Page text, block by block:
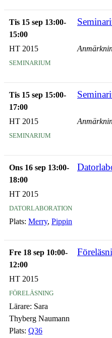
Tis 15 sep 13:00-
15:00
HT 2015
seminarium
Tis 15 sep 15:00-
17:00
HT 2015
seminarium
Ons 16 sep 13:00-
18:00
HT 2015
datorlaboration
Plats: Merry, Pippin
Fre 18 sep 10:00-
12:00
HT 2015
föreläsning
Lärare: Sara
Thyberg Naumann
Plats: Q36